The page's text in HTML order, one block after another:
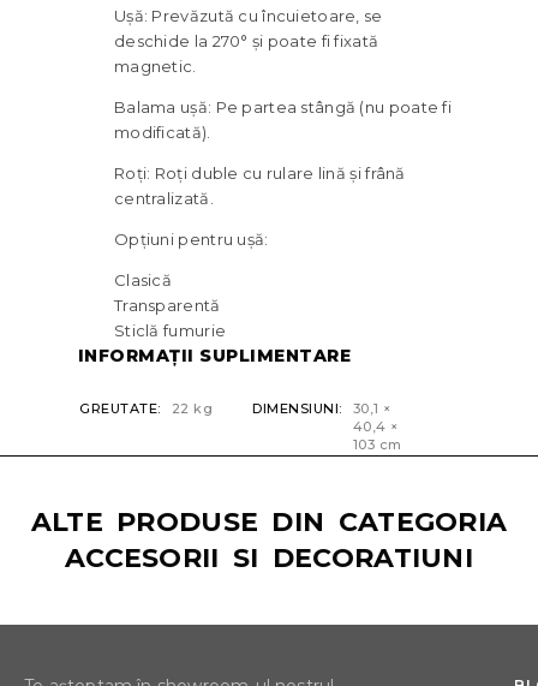
Ușă: Prevăzută cu încuietoare, se
deschide la 270° și poate fi fixată
magnetic.
Balama ușă: Pe partea stângă (nu poate fi
modificată).
Roți: Roți duble cu rulare lină și frână
centralizată.
Opțiuni pentru ușă:
Clasică
Transparentă
Sticlă fumurie
INFORMAȚII SUPLIMENTARE
GREUTATE 22 kg DIMENSIUNI
30,1 ×
40,4 ×
103 cm
ALTE PRODUSE DIN CATEGORIA
ACCESORII SI DECORATIUNI